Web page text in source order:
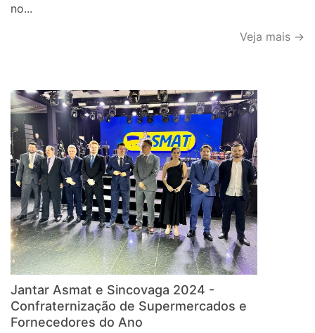
no...
Veja mais →
Jantar Asmat e Sincovaga 2024 -
Confraternização de Supermercados e
Fornecedores do Ano